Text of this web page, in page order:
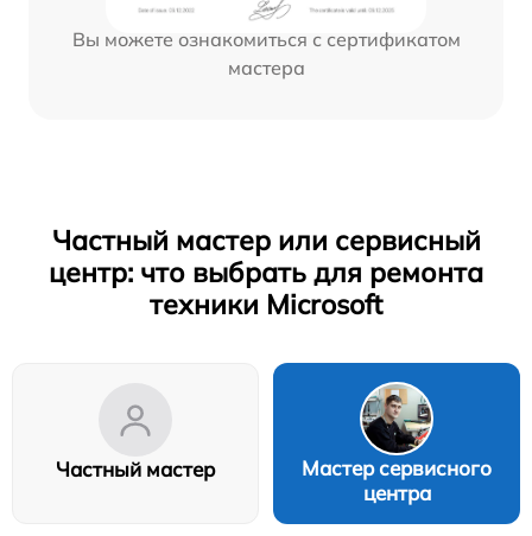
Вы можете ознакомиться с сертификатом
мастера
Частный мастер или сервисный
центр: что выбрать для ремонта
техники Microsoft
Частный мастер
Мастер сервисного
центра